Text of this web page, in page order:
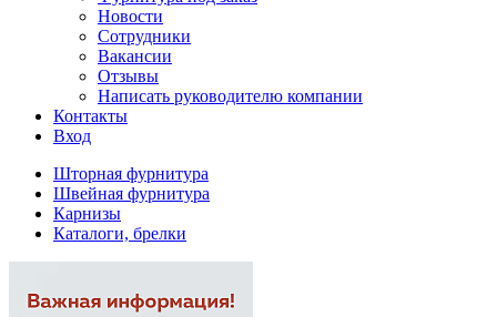
Новости
Сотрудники
Вакансии
Отзывы
Написать руководителю компании
Контакты
Вход
Шторная фурнитура
Швейная фурнитура
Карнизы
Каталоги, брелки